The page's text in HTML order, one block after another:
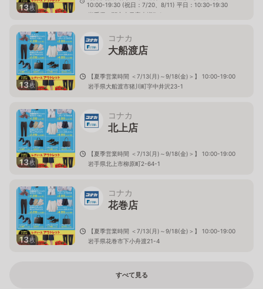
13枚
10:00-19:30 (祝日：7/20、8/11) 平日：10:30-19:30
岩手県一関市山目字大槻7-1
13枚
コナカ
大船渡店
【夏季営業時間 ＜7/13(月)～9/18(金)＞】 10:00-19:00
岩手県大船渡市猪川町字中井沢23-1
13枚
コナカ
北上店
【夏季営業時間 ＜7/13(月)～9/18(金)＞】 10:00-19:00
岩手県北上市柳原町2-64-1
13枚
コナカ
花巻店
【夏季営業時間 ＜7/13(月)～9/18(金)＞】 10:00-19:00
岩手県花巻市下小舟渡21-4
すべて見る